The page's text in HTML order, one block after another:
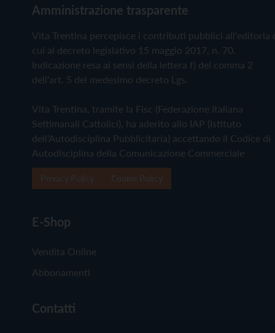
Amministrazione trasparente
Vita Trentina percepisce i contributi pubblici all'editoria
cui al decreto legislativo 15 maggio 2017, n. 70.
Indicazione resa ai sensi della lettera f) del comma 2
dell'art. 5 del medesimo decreto Lgs.
Vita Trentina, tramite la Fisc (Federazione Italiana
Settimanali Cattolici), ha aderito allo IAP (Istituto
dell'Autodisciplina Pubblicitaria) accettando il Codice di
Autodisciplina della Comunicazione Commerciale
E-Shop
Vendita Online
Abbonamenti
Contatti